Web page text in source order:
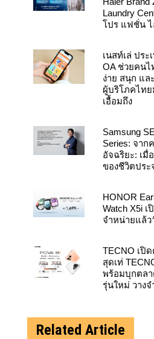
Laundry
โปร แฟชั่น
เนสท์เล่ ประ
OA ช่วยคนไ
ง่าย สนุก แล
ผู้บริโภคไท
เอื้อมถึง
Samsung
Series: จาก
อัจฉริยะ: เมื่
ของชีวิตประ
HONOR
Watch X5i
จำหน่ายแล้
TECNO เปิ
สุดเท่
พร้อมบุกตล
รุ่นใหม่ วาง
Related Article